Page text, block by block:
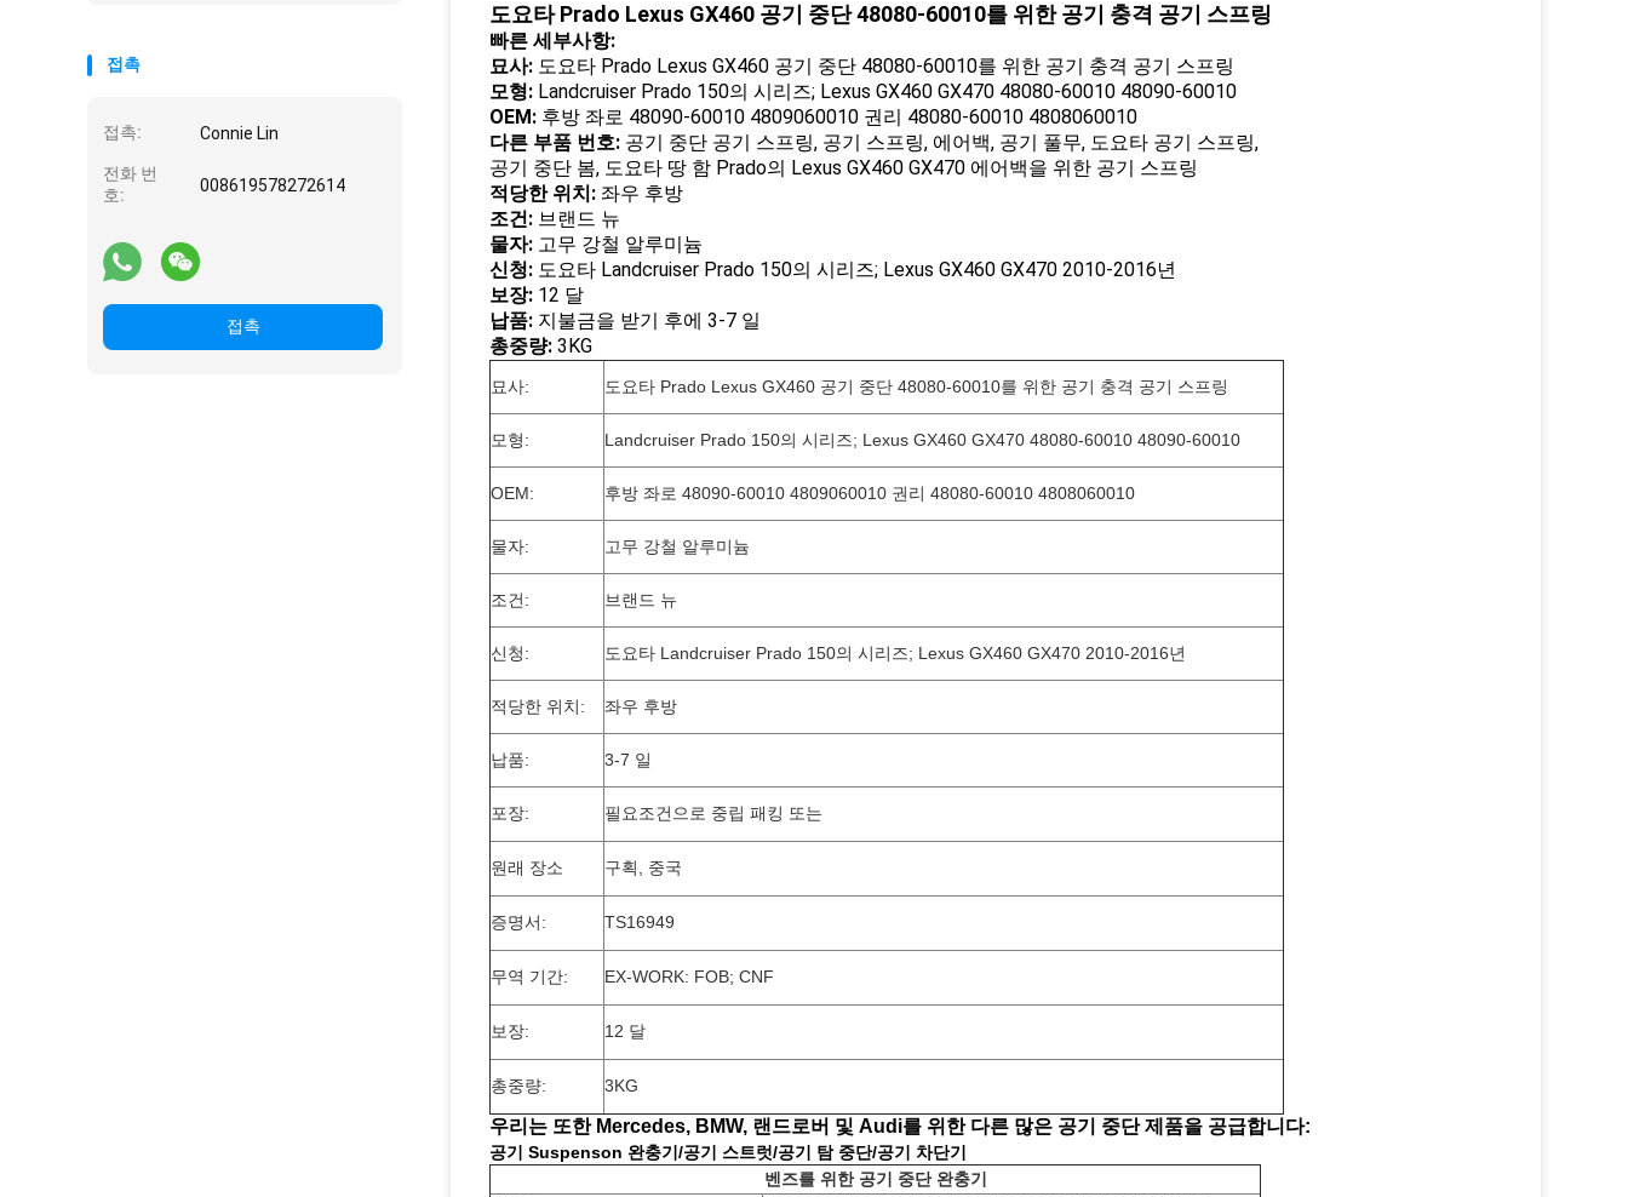
접촉
접촉: Connie Lin
전화 번
호:
008619578272614
접촉
도요타 Prado Lexus GX460 공기 중단 48080-60010를 위한 공기 충격 공기 스프링
빠른 세부사항:
묘사: 도요타 Prado Lexus GX460 공기 중단 48080-60010를 위한 공기 충격 공기 스프링
모형: Landcruiser Prado 150의 시리즈; Lexus GX460 GX470 48080-60010 48090-60010
OEM: 후방 좌로 48090-60010 4809060010 권리 48080-60010 4808060010
다른 부품 번호: 공기 중단 공기 스프링, 공기 스프링, 에어백, 공기 풀무, 도요타 공기 스프링,
공기 중단 봄, 도요타 땅 함 Prado의 Lexus GX460 GX470 에어백을 위한 공기 스프링
적당한 위치: 좌우 후방
조건: 브랜드 뉴
물자: 고무 강철 알루미늄
신청: 도요타 Landcruiser Prado 150의 시리즈; Lexus GX460 GX470 2010-2016년
보장: 12 달
납품: 지불금을 받기 후에 3-7 일
총중량: 3KG
묘사: 도요타 Prado Lexus GX460 공기 중단 48080-60010를 위한 공기 충격 공기 스프링
모형: Landcruiser Prado 150의 시리즈; Lexus GX460 GX470 48080-60010 48090-60010
OEM: 후방 좌로 48090-60010 4809060010 권리 48080-60010 4808060010
물자: 고무 강철 알루미늄
조건: 브랜드 뉴
신청: 도요타 Landcruiser Prado 150의 시리즈; Lexus GX460 GX470 2010-2016년
적당한 위치: 좌우 후방
납품: 3-7 일
포장: 필요조건으로 중립 패킹 또는
원래 장소 구획, 중국
증명서: TS16949
무역 기간: EX-WORK: FOB; CNF
보장: 12 달
총중량: 3KG
우리는 또한 Mercedes, BMW, 랜드로버 및 Audi를 위한 다른 많은 공기 중단 제품을 공급합니다:
공기 Suspenson 완충기/공기 스트럿/공기 탐 중단/공기 차단기
벤즈를 위한 공기 중단 완충기